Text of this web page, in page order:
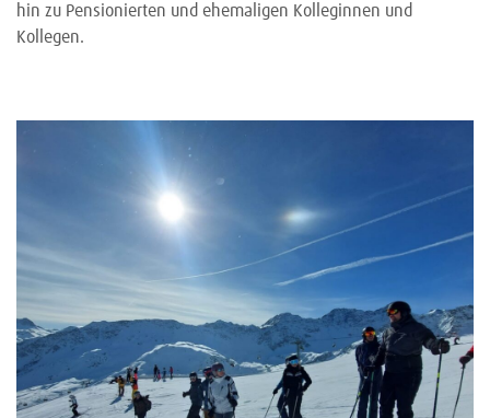
hin zu Pensionierten und ehemaligen Kolleginnen und
Kollegen.